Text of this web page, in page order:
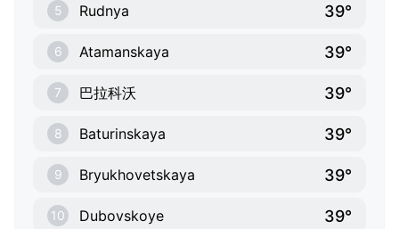
5 Rudnya 39°
6 Atamanskaya 39°
7 巴拉科沃 39°
8 Baturinskaya 39°
9 Bryukhovetskaya 39°
10 Dubovskoye 39°